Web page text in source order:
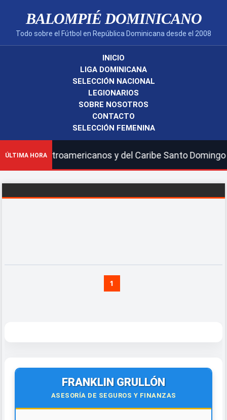
BALOMPIÉ DOMINICANO
Todo sobre el Fútbol en República Dominicana desde el 2008
INICIO
LIGA DOMINICANA
SELECCIÓN NACIONAL
LEGIONARIOS
SOBRE NOSOTROS
CONTACTO
SELECCIÓN FEMENINA
ÚLTIMA HORA y del Caribe Santo
1
FRANKLIN GRULLÓN
ASESORÍA DE SEGUROS Y FINANZAS